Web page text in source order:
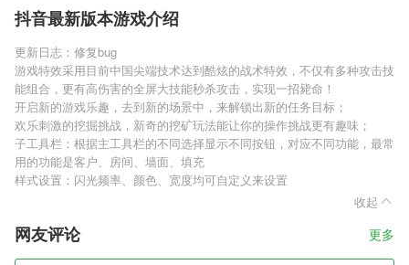
抖音最新版本游戏介绍
更新日志：修复bug
游戏特效采用目前中国尖端技术达到酷炫的战术特效，不仅有多种攻击技
能组合，更有高伤害的全屏大技能秒杀攻击，实现一招毙命！
开启新的游戏乐趣，去到新的场景中，来解锁出新的任务目标；
欢乐刺激的挖掘挑战，新奇的挖矿玩法能让你的操作挑战更有趣味；
子工具栏：根据主工具栏的不同选择显示不同按钮，对应不同功能，最常
用的功能是客户、房间、墙面、填充
样式设置：闪光频率、颜色、宽度均可自定义来设置
收起
网友评论 更多